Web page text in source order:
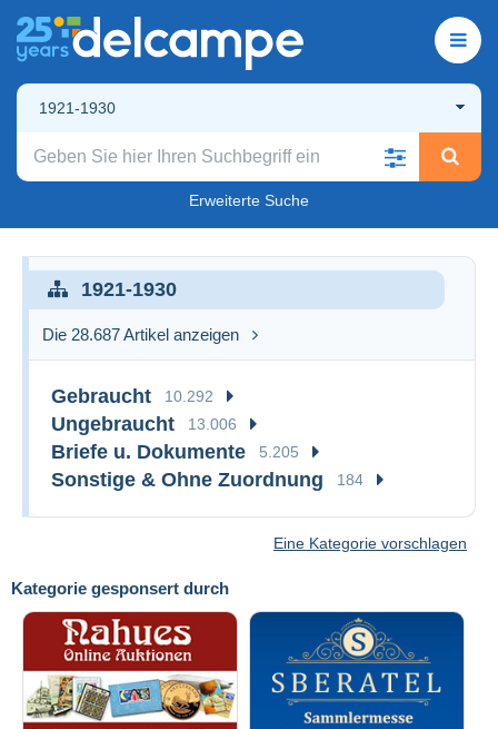
1921-1930
Erweiterte Suche
Kategorie gesponsert durch
1921-1930
Die 28.687 Artikel anzeigen
Gebraucht 10.292
Ungebraucht 13.006
Briefe u. Dokumente 5.205
Sonstige & Ohne Zuordnung 184
Eine Kategorie vorschlagen